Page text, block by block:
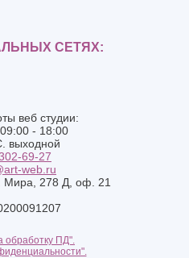
веб студии:
- 18:00
выходной
69-27
web.ru
Мира, 278 Д, оф. 21
обработку ПД".
СЕТЯХ: